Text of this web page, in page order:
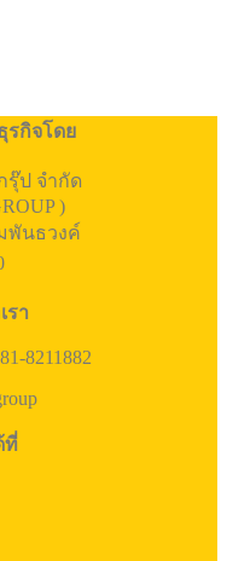
รกิจโดย
รุ๊ป จำกัด
)
พันธวงค์
รา
8211882
ที่